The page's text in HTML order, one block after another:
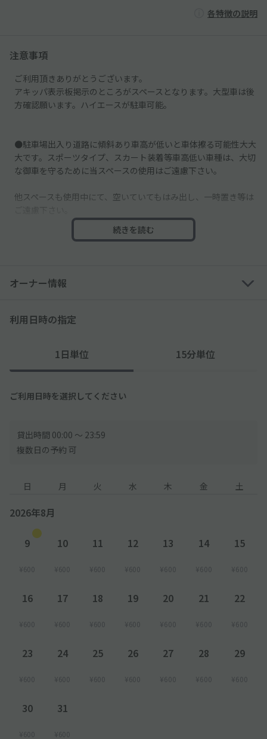
各特徴の説明
注意事項
ご利用頂きありがとうございます。
アキッパ表示板掲示のところがスペースとなります。大型車は後
方確認願います。ハイエースが駐車可能。
●駐車場出入り道路に傾斜あり車高が低いと車体擦る可能性大大
大です。スポーツタイプ、スカート装着等車高低い車種は、大切
な御車を守るために当スペースの使用はご遠慮下さい。
他スペースも使用中にて、空いていてもはみ出し、一時置き等は
小田小学校 徒歩5分(往き登り坂)
いりますが、梅林小学校の校庭と隣り合わせです。正門とは正反
振ると京急運転手さんも手を振ってくれます！(ちびっこ最優先
特典かと) 所要時間はGoogleマップ上からのため実際は時間に
住宅街にて、アインドリング、他騒音ないよう宜しくお願いいた
続きを読む
オーナー情報
利用日時の指定
1日単位 15分単位
ご利用日時を選択してください
貸出時間 00:00 〜 23:59
複数日の予約 可
日 月 火 水 木 金 土
2026年8月
9
¥600
10
¥600
11
¥600
12
¥600
13
¥600
14
¥600
15
¥600
16
¥600
17
¥600
18
¥600
19
¥600
20
¥600
21
¥600
22
¥600
23
¥600
24
¥600
25
¥600
26
¥600
27
¥600
28
¥600
29
¥600
30
¥600
31
¥600